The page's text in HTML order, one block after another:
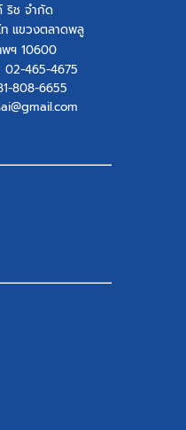
ริช จำกัด
ท แขวงตลาดพลู
พฯ 10600
02-465-4675
808-6655